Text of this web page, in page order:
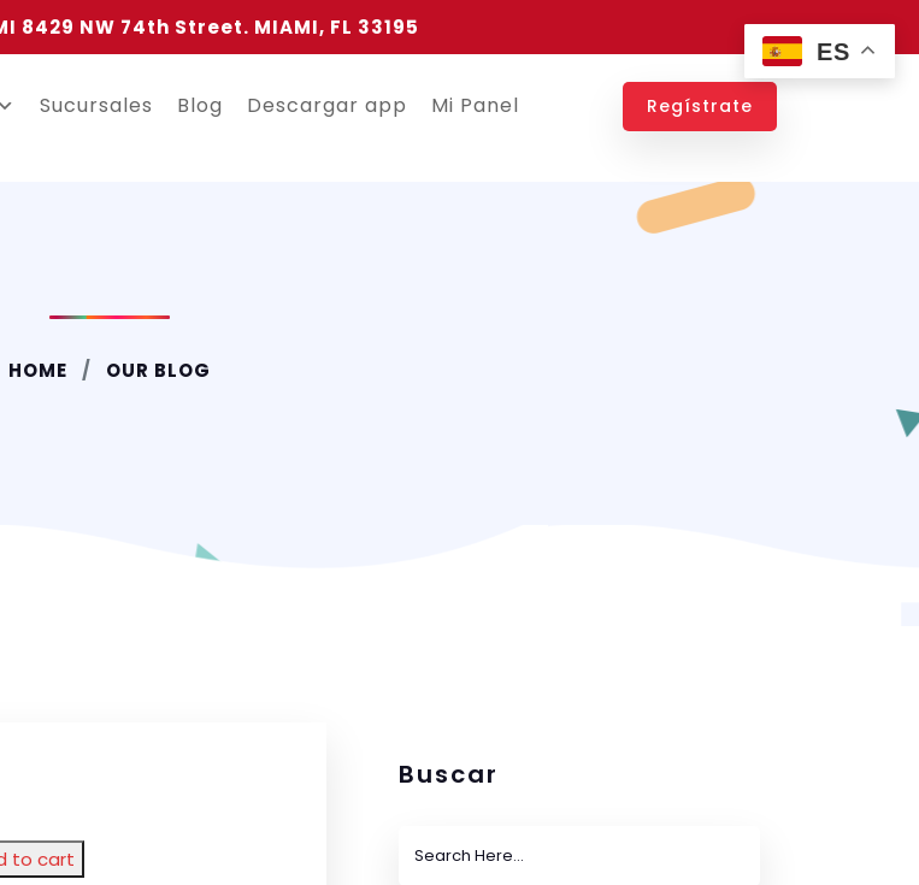
8429 NW 74th Street. MIAMI, FL 33195
Sucursales Blog Descargar app Mi Panel Regístrate
HOME OUR BLOG
to cart
Buscar
ES